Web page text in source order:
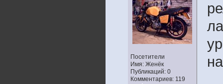
Посетители
Имя: Женёк
Публикаций: 0
Комментариев: 119